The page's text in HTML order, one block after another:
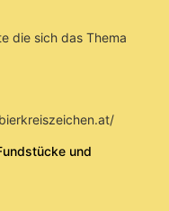
die sich das Thema
und